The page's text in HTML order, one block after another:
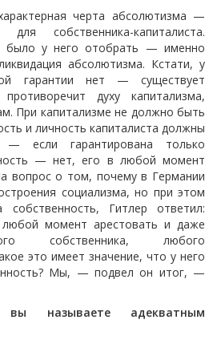
черта абсолютизма —
для собственника-капиталиста.
было у него отобрать — именно
абсолютизма. Кстати, у
гарантии нет — существует
духу капитализма,
При капитализме не должно быть
и личность капиталиста должны
— если гарантирована только
— нет, его в любой момент
вопрос о том, почему в Германии
социализма, но при этом
собственность, Гитлер ответил:
момент арестовать и даже
собственника, любого
это имеет значение, что у него
Мы, — подвел он итог, —
называете адекватным